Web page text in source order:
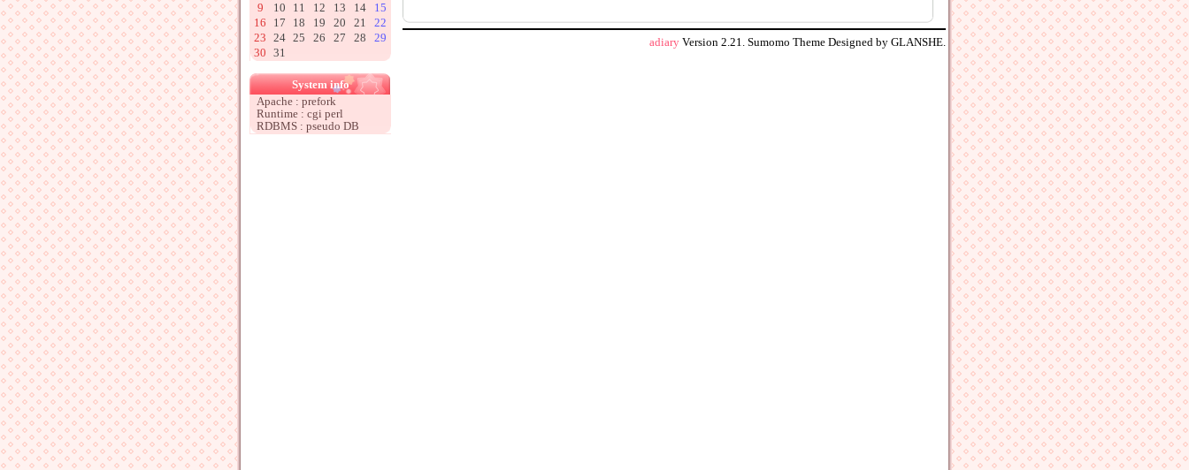
adiary Version 2.21.
9
10 11 12 13 14
15
16
17 18 19 20 21
22
23 24 25 26 27 28
29
30 31
System info
Apache : prefork
Runtime : cgi perl
RDBMS : pseudo DB